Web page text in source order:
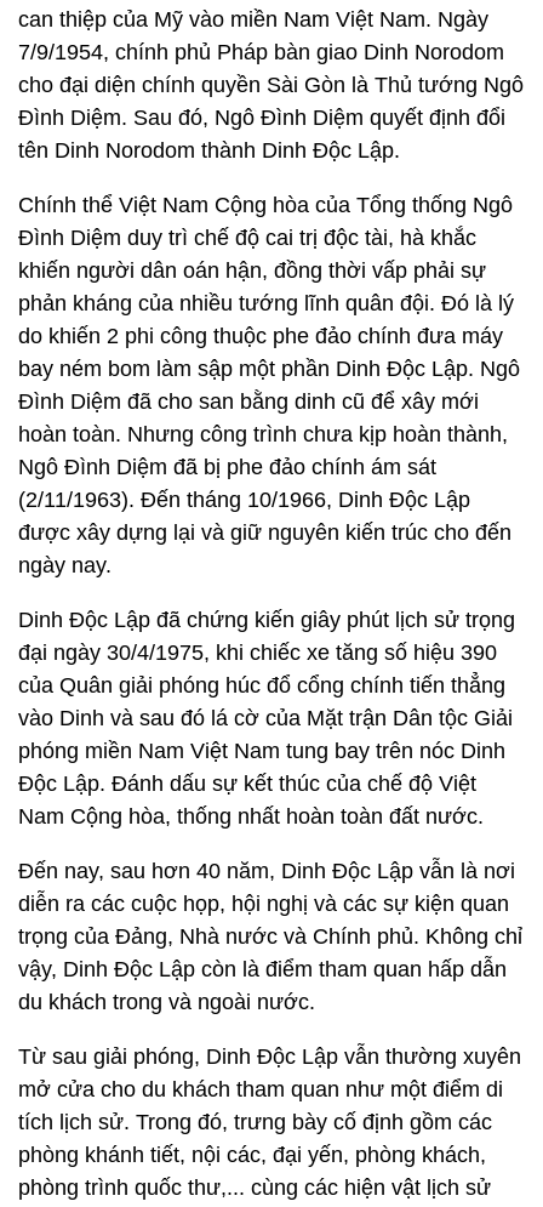
can thiệp của Mỹ vào miền Nam Việt Nam. Ngày
7/9/1954, chính phủ Pháp bàn giao Dinh Norodom
cho đại diện chính quyền Sài Gòn là Thủ tướng Ngô
Đình Diệm. Sau đó, Ngô Đình Diệm quyết định đổi
tên Dinh Norodom thành Dinh Độc Lập.
Chính thể Việt Nam Cộng hòa của Tổng thống Ngô
Đình Diệm duy trì chế độ cai trị độc tài, hà khắc
khiến người dân oán hận, đồng thời vấp phải sự
phản kháng của nhiều tướng lĩnh quân đội. Đó là lý
do khiến 2 phi công thuộc phe đảo chính đưa máy
bay ném bom làm sập một phần Dinh Độc Lập. Ngô
Đình Diệm đã cho san bằng dinh cũ để xây mới
hoàn toàn. Nhưng công trình chưa kịp hoàn thành,
Ngô Đình Diệm đã bị phe đảo chính ám sát
(2/11/1963). Đến tháng 10/1966, Dinh Độc Lập
được xây dựng lại và giữ nguyên kiến trúc cho đến
ngày nay.
Dinh Độc Lập đã chứng kiến giây phút lịch sử trọng
đại ngày 30/4/1975, khi chiếc xe tăng số hiệu 390
của Quân giải phóng húc đổ cổng chính tiến thẳng
vào Dinh và sau đó lá cờ của Mặt trận Dân tộc Giải
phóng miền Nam Việt Nam tung bay trên nóc Dinh
Độc Lập. Đánh dấu sự kết thúc của chế độ Việt
Nam Cộng hòa, thống nhất hoàn toàn đất nước.
Đến nay, sau hơn 40 năm, Dinh Độc Lập vẫn là nơi
diễn ra các cuộc họp, hội nghị và các sự kiện quan
trọng của Đảng, Nhà nước và Chính phủ. Không chỉ
vậy, Dinh Độc Lập còn là điểm tham quan hấp dẫn
du khách trong và ngoài nước.
Từ sau giải phóng, Dinh Độc Lập vẫn thường xuyên
mở cửa cho du khách tham quan như một điểm di
tích lịch sử. Trong đó, trưng bày cố định gồm các
phòng khánh tiết, nội các, đại yến, phòng khách,
phòng trình quốc thư,... cùng các hiện vật lịch sử